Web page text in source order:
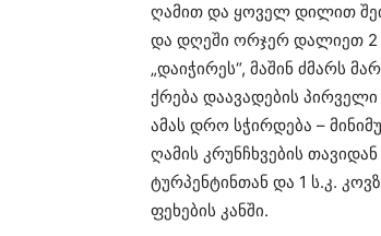
ღამით და ყოველ დილით
და დღეში ორჯერ დალიეთ 2
„დაიჭირეს“, მაშინ ძმარს
ქრება დაავადების
ამას დრო სჭირდება –
ღამის კრუნჩხვების
ტურპენტინთან და 1 ს.კ.
ფეხების კანში.